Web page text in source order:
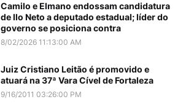
Camilo e Elmano endossam candidatura
de Ilo Neto a deputado estadual; líder do
governo se posiciona contra
8/02/2026 11:13:00 AM
Juiz Cristiano Leitão é promovido e
atuará na 37ª Vara Cível de Fortaleza
9/16/2011 03:26:00 PM